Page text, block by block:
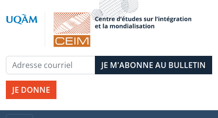
JE DONNE